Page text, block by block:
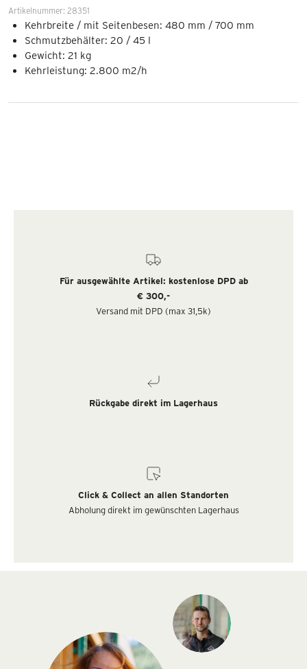
Artikelnummer: 28351
Kehrbreite / mit Seitenbesen: 480 mm / 700 mm
Schmutzbehälter: 20 / 45 l
Gewicht: 21 kg
Kehrleistung: 2.800 m2/h
Für ausgewählte Artikel: kostenlose DPD ab
€ 300,-
Versand mit DPD (max 31,5k)
Rückgabe direkt im Lagerhaus
Click & Collect an allen Standorten
Abholung direkt im gewünschten Lagerhaus